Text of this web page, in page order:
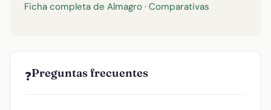
Ficha completa de Almagro · Comparativas
❓Preguntas frecuentes